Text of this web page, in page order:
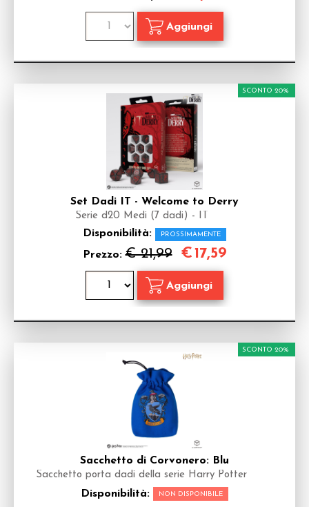
Set Dadi IT - Welcome to Derry
Serie d20 Medi (7 dadi) - IT
Disponibilità: PROSSIMAMENTE
Prezzo:€ 21,99
SCONTO 20%
€17,59
Sacchetto di Corvonero: Blu
Sacchetto porta dadi della serie Harry Potter
Disponibilità: NON DISPONIBILE
SCONTO 20%